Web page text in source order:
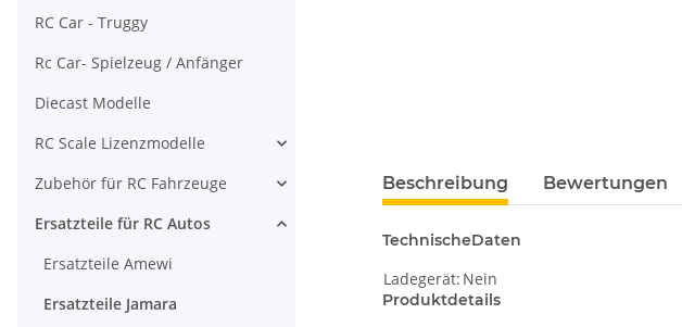
Beschreibung Bewertungen
TechnischeDaten
Ladegerät: Nein
Produktdetails
RC Car - Truggy
Rc Car- Spielzeug / Anfänger
Diecast Modelle
RC Scale Lizenzmodelle
Zubehör für RC Fahrzeuge
Ersatzteile für RC Autos
Ersatzteile Amewi
Ersatzteile Jamara